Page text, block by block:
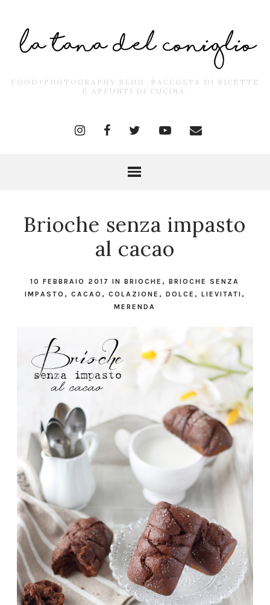
FOOD+PHOTOGRAPHY BLOG. RACCOLTA DI RICETTE
E APPUNTI DI CUCINA.
Brioche senza impasto
al cacao
10 FEBBRAIO 2017INBRIOCHE ,BRIOCHE SENZA
IMPASTO , CACAO , COLAZIONE , DOLCE , LIEVITATI ,
MERENDA